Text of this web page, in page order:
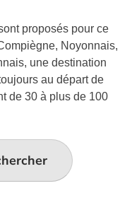
proposés pour ce
Noyonnais,
une destination
au départ de
de 30 à plus de 100